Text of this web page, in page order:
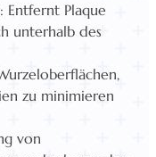
: Entfernt Plaque
unterhalb des
zu minimieren
von